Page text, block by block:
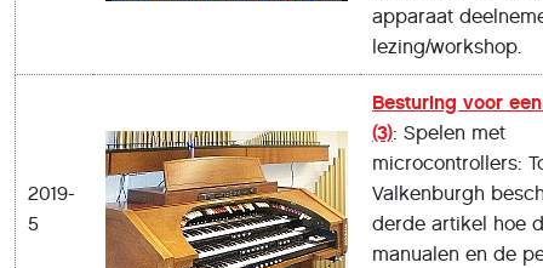
apparaat
lezing/workshop.
2019-
5
Besturing voor
(3): Spelen met
microcontrollers:
Valkenburgh
derde artikel hoe
manualen en de